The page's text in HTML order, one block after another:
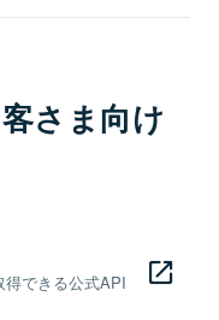
さま向け
できる公式API